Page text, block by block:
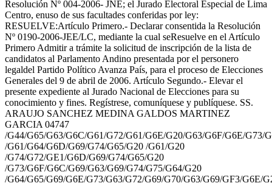
Resolución Nº 004-2006- JNE; el Jurado Electoral Especial de Lima
Centro, enuso de sus facultades conferidas por ley:
RESUELVE:Artículo Primero.- Declarar consentida la Resolución
Nº 0190-2006-JEE/LC, mediante la cual seResuelve en el Artículo
Primero Admitir a trámite la solicitud de inscripción de la lista de
candidatos al Parlamento Andino presentada por el personero
legaldel Partido Político Avanza País, para el proceso de Elecciones
Generales del 9 de abril de 2006. Artículo Segundo.- Elevar el
presente expediente al Jurado Nacional de Elecciones para su
conocimiento y fines. Regístrese, comuníquese y publíquese. SS.
ARAUJO SANCHEZ MEDINA GALDOS MARTINEZ
GARCIA 04747
/G44/G65/G63/G6C/G61/G72/G61/G6E/G20/G63/G6F/G6E/
/G61/G64/G6D/G69/G74/G65/G20 /G61/G20
/G74/G72/GE1/G6D/G69/G74/G65/G20
/G73/G6F/G6C/G69/G63/G69/G74/G75/G64/G20
/G64/G65/G69/G6E/G73/G63/G72/G69/G70/G63/G69/GF3/G6E/